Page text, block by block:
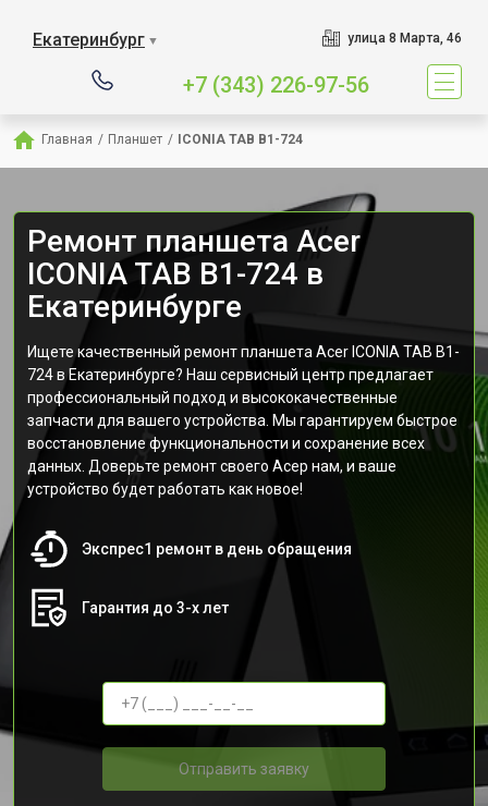
Екатеринбург ▼ улица 8 Марта, 46
+7 (343) 226-97-56
Главная / Планшет / ICONIA TAB B1-724
Ремонт планшета Acer
ICONIA TAB B1-724 в
Екатеринбурге
Ищете качественный ремонт планшета Acer ICONIA TAB B1-
724 в Екатеринбурге? Наш сервисный центр предлагает
профессиональный подход и высококачественные
запчасти для вашего устройства. Мы гарантируем быстрое
восстановление функциональности и сохранение всех
данных. Доверьте ремонт своего Асер нам, и ваше
устройство будет работать как новое!
Экспрес1 ремонт в день обращения
Гарантия до 3-х лет
Отправить заявку